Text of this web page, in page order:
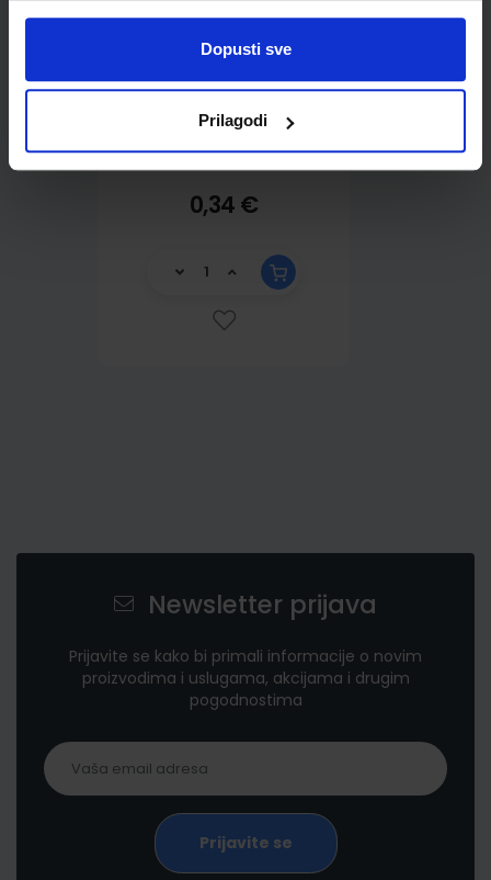
Dopusti sve
Prilagodi
0,34 €
Newsletter prijava
Prijavite se kako bi primali informacije o novim
proizvodima i uslugama, akcijama i drugim
pogodnostima